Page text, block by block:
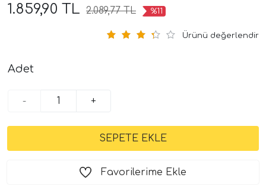
1.859,90 TL 2.089,77 TL %11
Ürünü değerlendir
Adet
- +
Favorilerime Ekle